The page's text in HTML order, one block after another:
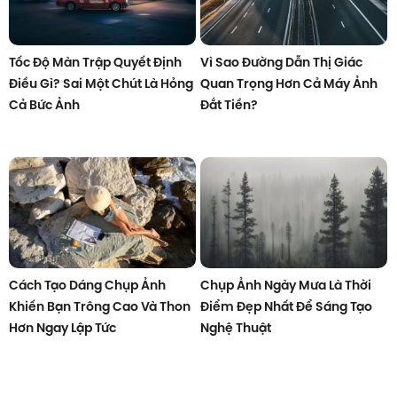
Tốc Độ Màn Trập Quyết Định
Điều Gì? Sai Một Chút Là Hỏng
Cả Bức Ảnh
Vì Sao Đường Dẫn Thị Giác
Quan Trọng Hơn Cả Máy Ảnh
Đắt Tiền?
Cách Tạo Dáng Chụp Ảnh
Khiến Bạn Trông Cao Và Thon
Hơn Ngay Lập Tức
Chụp Ảnh Ngày Mưa Là Thời
Điểm Đẹp Nhất Để Sáng Tạo
Nghệ Thuật